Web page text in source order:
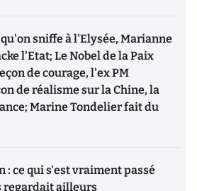
sniffe à l'Elysée, Marianne
l'Etat; Le Nobel de la Paix
de courage, l'ex PM
de réalisme sur la Chine, la
Marine Tondelier fait du
: ce qui s'est vraiment passé
regardait ailleurs